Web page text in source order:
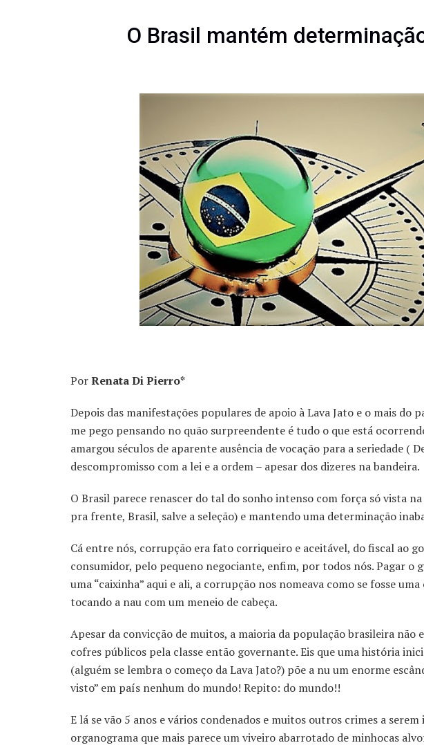
O Brasil mantém
PorRenata Di Pierro*
Depois das manifestações populares de apoio à Lava Jato e o mais do
me pego pensando no quão surpreendente é tudo o que está
amargou séculos de aparente ausência de vocação para a seriedade (
descompromisso com a lei e a ordem – apesar dos dizeres na bandeira.
O Brasil parece renascer do tal do sonho intenso com força só vista
pra frente, Brasil, salve a seleção) e mantendo uma determinação
Cá entre nós, corrupção era fato corriqueiro e aceitável, do fiscal ao
consumidor, pelo pequeno negociante, enfim, por todos nós. Pagar o
uma “caixinha” aqui e ali, a corrupção nos nomeava como se fosse
tocando a nau com um meneio de cabeça.
Apesar da convicção de muitos, a maioria da população brasileira não
cofres públicos pela classe então governante. Eis que uma história
(alguém se lembra o começo da Lava Jato?) põe a nu um enorme
visto” em país nenhum do mundo! Repito: do mundo!!
E lá se vão 5 anos e vários condenados e muitos outros crimes a
organograma que mais parece um viveiro abarrotado de minhocas